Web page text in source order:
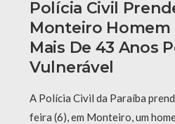
Polícia Civil
Monteiro Homem
Mais De 43 Anos
Vulnerável
A Polícia Civil da Paraíba
feira (6), em Monteiro, um